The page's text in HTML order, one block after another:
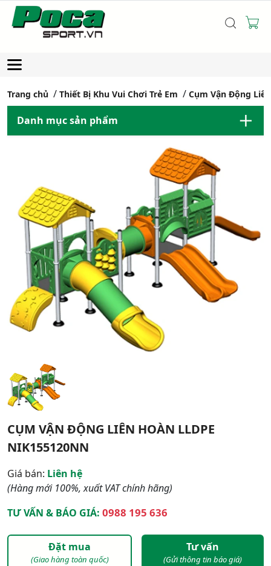
Trang chủ Thiết Bị Khu Vui Chơi Trẻ Em Cụm Vận Động
Danh mục sản phẩm
CỤM VẬN ĐỘNG LIÊN HOÀN LLDPE
NIK155120NN
Giá bán: Liên hệ
(Hàng mới 100%, xuất VAT chính hãng)
TƯ VẤN & BÁO GIÁ: 0988 195 636
Đặt mua
(Giao hàng toàn quốc)
Tư vấn
(Gửi thông tin báo giá)